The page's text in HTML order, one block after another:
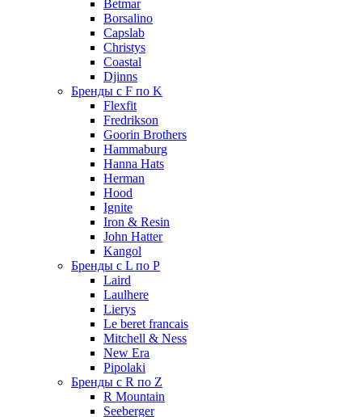
Betmar
Borsalino
Capslab
Christys
Coastal
Djinns
Бренды с F по K
Flexfit
Fredrikson
Goorin Brothers
Hammaburg
Hanna Hats
Herman
Hood
Ignite
Iron & Resin
John Hatter
Kangol
Бренды с L по P
Laird
Laulhere
Lierys
Le beret francais
Mitchell & Ness
New Era
Pipolaki
Бренды с R по Z
R Mountain
Seeberger